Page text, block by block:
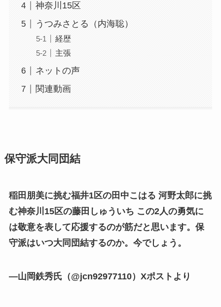
神奈川15区
うつみさとる（内海聡）
経歴
主張
ネットの声
関連動画
保守派大同団結
稲田朋美に挑む福井1区の田中こはる 河野太郎に挑
む神奈川15区の藤田しゅういち この2人の勇気に
は敬意を表して応援するのが筋だと思います。保
守派はいつ大同団結するのか。今でしょう。
―山岡鉄秀氏（@jcn92977110）Xポストより